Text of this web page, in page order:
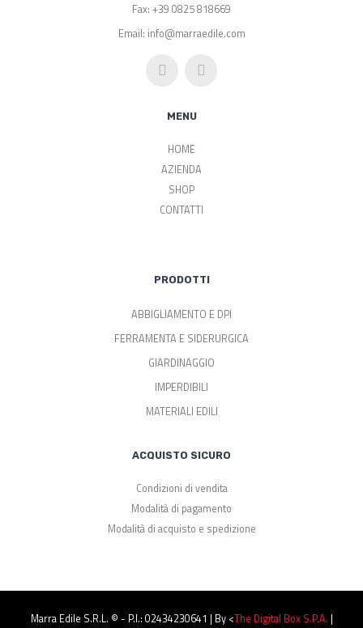
Fax: +39 0825 818669
Email: info@marraedile.com
MENU
HOME
AZIENDA
SHOP
CONTATTI
PRODOTTI
ABBIGLIAMENTO E DPI
FERRAMENTA E SIDERURGICA
GIARDINAGGIO
IMPERDIBILI
MATERIALI EDILI
ACQUISTO SICURO
Condizioni di vendita
Modalità di pagamento
Modalità di acquisto e spedizione
Marra Edile S.r.l. © - P.I.: 02434230641 | By <The Digital Box S.p.a. |